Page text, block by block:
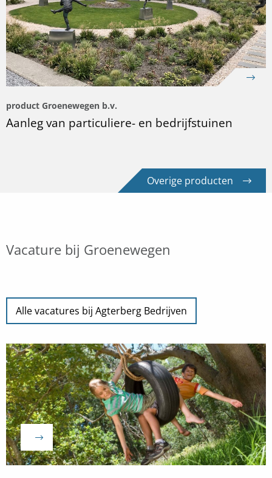
product Groenewegen b.v.
Aanleg van particuliere- en bedrijfstuinen
Overige producten
Vacature bij Groenewegen
Alle vacatures bij Agterberg Bedrijven
Naar
vacature